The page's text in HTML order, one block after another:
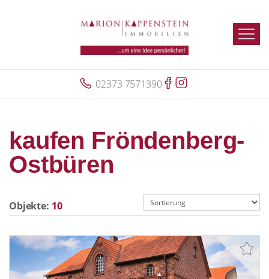
02373 7571390
kaufen Fröndenberg-
Ostbüren
Objekte:10